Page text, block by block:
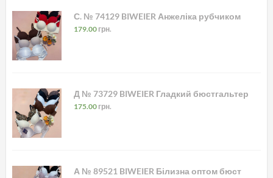
С. № 74129 BIWEIER Анжеліка рубчиком
179.00 грн.
Д № 73729 BIWEIER Гладкий бюстгальтер
175.00 грн.
А № 89521 BIWEIER Білизна оптом бюст